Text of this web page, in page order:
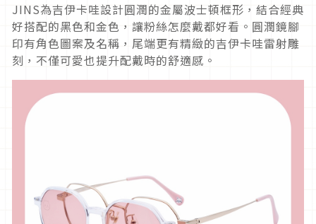
JINS為吉伊卡哇設計圓潤的金屬波士頓框形，結合經典
好搭配的黑色和金色，讓粉絲怎麼戴都好看。圓潤鏡腳
印有角色圖案及名稱，尾端更有精緻的吉伊卡哇雷射雕
刻，不僅可愛也提升配戴時的舒適感。